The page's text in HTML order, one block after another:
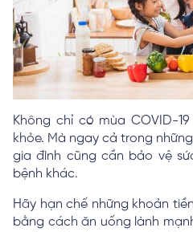
Không chỉ có mùa COVID-
khỏe. Mà ngay cả trong
gia đình cũng cần bảo vệ
bệnh khác.
Hãy hạn chế những khoản
bằng cách ăn uống lành